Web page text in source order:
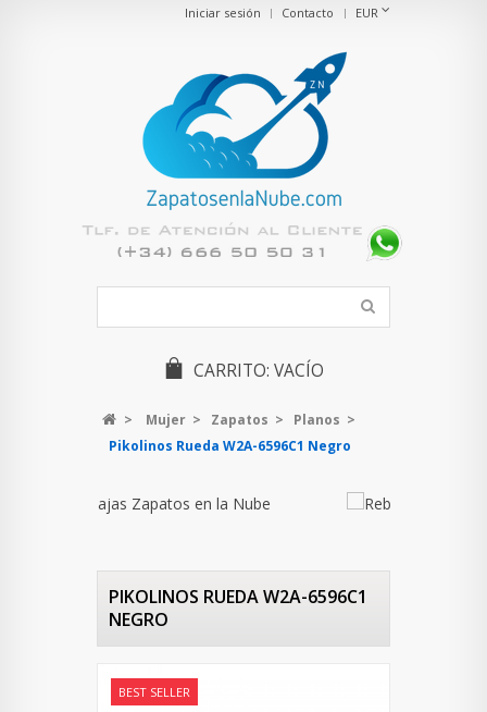
EUR
Contacto
Iniciar sesión
CARRITO: VACÍO
> Mujer > Zapatos > Planos >
Pikolinos Rueda W2A-6596C1 Negro
PIKOLINOS RUEDA W2A-6596C1
NEGRO
BEST SELLER